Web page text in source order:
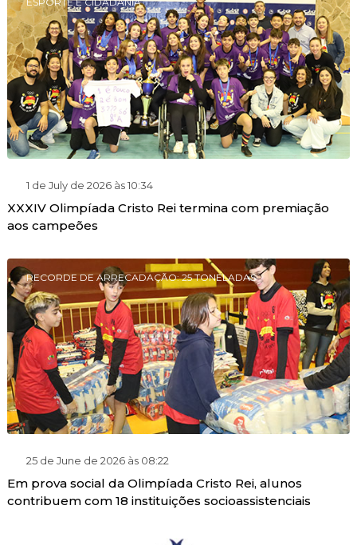
1 de July de 2026 às 10:34
XXXIV Olimpíada Cristo Rei termina com premiação
aos campeões
RECORDE DE ARRECADAÇÃO: 25 TONELADAS
25 de June de 2026 às 08:22
Em prova social da Olimpíada Cristo Rei, alunos
contribuem com 18 instituições socioassistenciais